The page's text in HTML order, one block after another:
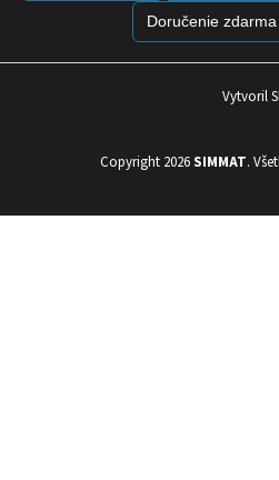
Doručenie
Vytvoril
Copyright 2026SIMMAT.